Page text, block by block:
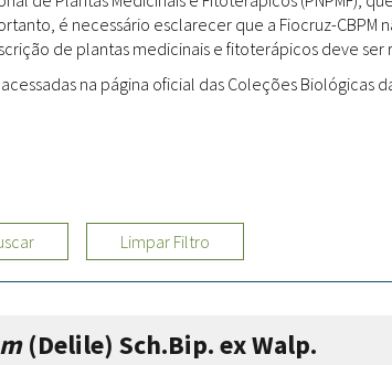
Educação
Sites
é necessário esclarecer que a Fiocruz-
de plantas medicinais e fitoterápicos deve
na página oficial das Coleções Biológicas
Limpar Filtro
(Delile) Sch.Bip. ex Walp.